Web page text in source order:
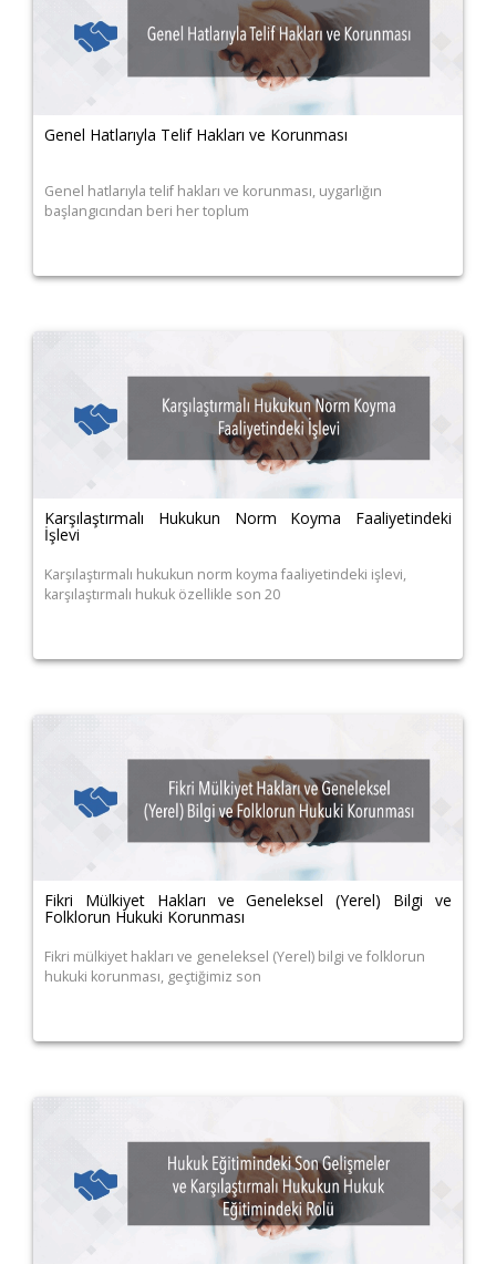
Genel Hatlarıyla Telif Hakları ve Korunması
Genel hatlarıyla telif hakları ve korunması, uygarlığın
başlangıcından beri her toplum
Karşılaştırmalı Hukukun Norm Koyma Faaliyetindeki
İşlevi
Karşılaştırmalı hukukun norm koyma faaliyetindeki işlevi,
karşılaştırmalı hukuk özellikle son 20
Fikri Mülkiyet Hakları ve Geneleksel (Yerel) Bilgi ve
Folklorun Hukuki Korunması
Fikri mülkiyet hakları ve geneleksel (Yerel) bilgi ve folklorun
hukuki korunması, geçtiğimiz son